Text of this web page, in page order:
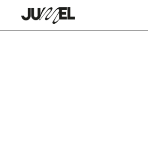
scénographie défilé caftan week